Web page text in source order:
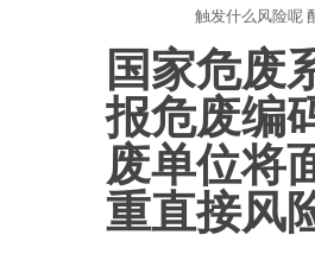
触发什么风险呢
国家危废
报危废编
废单位将
重直接风